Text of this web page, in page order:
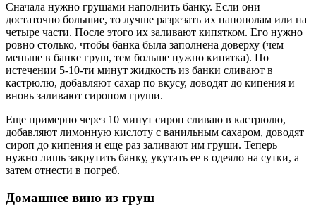
Сначала нужно грушами наполнить банку. Если они
достаточно большие, то лучше разрезать их напополам или на
четыре части. После этого их заливают кипятком. Его нужно
ровно столько, чтобы банка была заполнена доверху (чем
меньше в банке груш, тем больше нужно кипятка). По
истечении 5-10-ти минут жидкость из банки сливают в
кастрюлю, добавляют сахар по вкусу, доводят до кипения и
вновь заливают сиропом груши.
Еще примерно через 10 минут сироп сливаю в кастрюлю,
добавляют лимонную кислоту с ванильным сахаром, доводят
сироп до кипения и еще раз заливают им груши. Теперь
нужно лишь закрутить банку, укутать ее в одеяло на сутки, а
затем отнести в погреб.
Домашнее вино из груш